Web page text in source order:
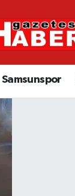
Samsunspor